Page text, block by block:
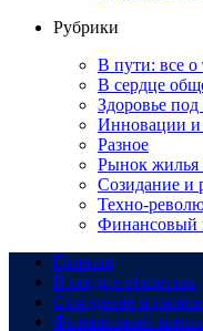
Рубрики
В пути: все о
В сердце
Здоровье
Инновации и
Разное
Рынок жилья
Созидание и
Техно-
Финансовый
Главная
В сердце общества
Созидание и рынок
Финансовый